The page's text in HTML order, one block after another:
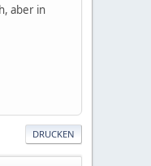
aber in
DRUCKEN